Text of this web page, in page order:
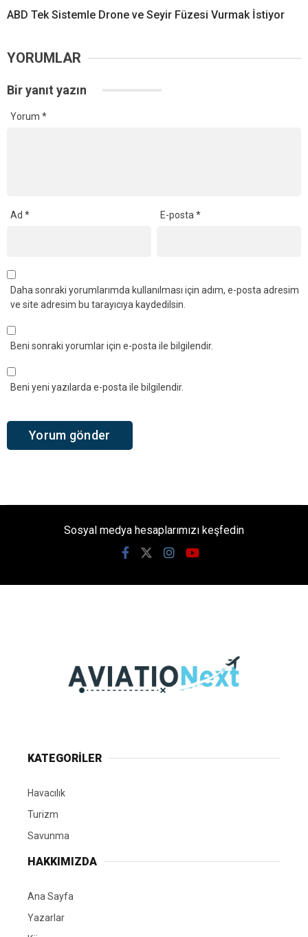
ABD Tek Sistemle Drone ve Seyir Füzesi Vurmak İstiyor
YORUMLAR
Bir yanıt yazın
Yorum *
Ad * E-posta*
Daha sonraki yorumlarımda kullanılması için adım, e-posta adresim
ve site adresim bu tarayıcıya kaydedilsin.
Beni sonraki yorumlar için e-posta ile bilgilendir.
Beni yeni yazılarda e-posta ile bilgilendir.
Sosyal medya hesaplarımızı keşfedin
KATEGORİLER
Havacılık
Turizm
Savunma
HAKKIMIZDA
Ana Sayfa
Yazarlar